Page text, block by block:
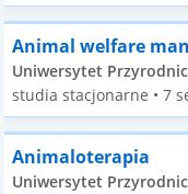
Animal welfare
Uniwersytet
studia stacjonarne • 7
Animaloterapia
Uniwersytet